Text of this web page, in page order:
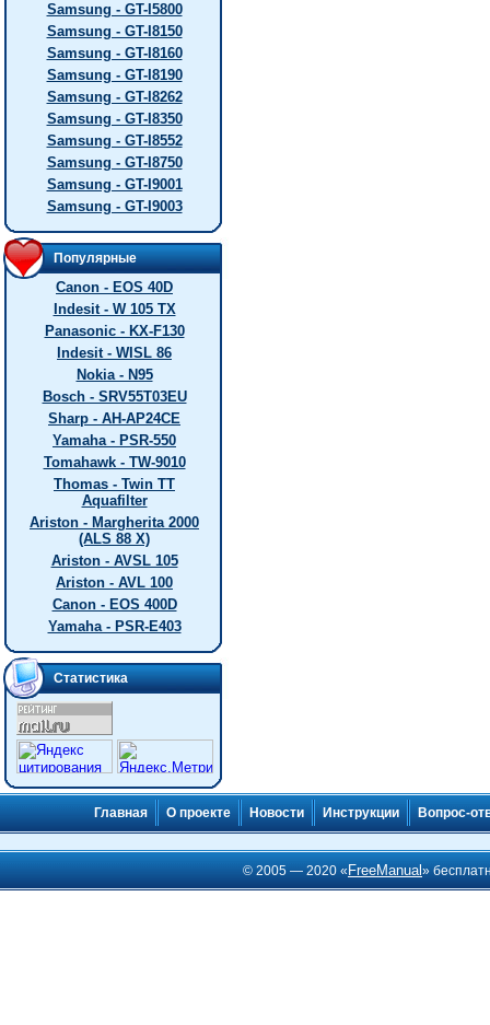
Samsung - GT-I5800
Samsung - GT-I8150
Samsung - GT-I8160
Samsung - GT-I8190
Samsung - GT-I8262
Samsung - GT-I8350
Samsung - GT-I8552
Samsung - GT-I8750
Samsung - GT-I9001
Samsung - GT-I9003
Популярные
Canon - EOS 40D
Indesit - W 105 TX
Panasonic - KX-F130
Indesit - WISL 86
Nokia - N95
Bosch - SRV55T03EU
Sharp - AH-AP24CE
Yamaha - PSR-550
Tomahawk - TW-9010
Thomas - Twin TT
Aquafilter
Ariston - Margherita 2000
(ALS 88 X)
Ariston - AVSL 105
Ariston - AVL 100
Canon - EOS 400D
Yamaha - PSR-E403
Статистика
Главная О проекте Новости Инструкции Вопрос-
© 2005 — 2020 « FreeManual»